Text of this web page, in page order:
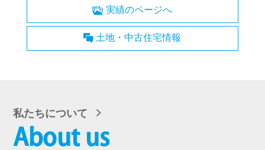
実績のページへ
土地・中古住宅情報
私たちについて
About us